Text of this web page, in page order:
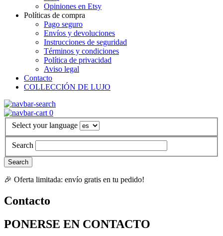
Opiniones en Etsy
Políticas de compra
Pago seguro
Envíos y devoluciones
Instrucciones de seguridad
Términos y condiciones
Política de privacidad
Aviso legal
Contacto
COLLECCIÓN DE LUJO
0
Select your language
Search
🎉 Oferta limitada: envío gratis en tu pedido!
Contacto
PONERSE EN CONTACTO